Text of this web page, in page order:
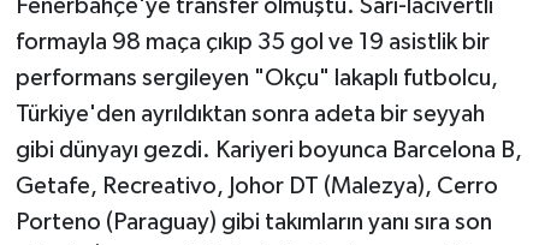
Fenerbahçe'ye transfer olmuştu. Sarı-lacivertli
formayla 98 maça çıkıp 35 gol ve 19 asistlik bir
performans sergileyen "Okçu" lakaplı futbolcu,
Türkiye'den ayrıldıktan sonra adeta bir seyyah
gibi dünyayı gezdi. Kariyeri boyunca Barcelona B,
Getafe, Recreativo, Johor DT (Malezya), Cerro
Porteno (Paraguay) gibi takımların yanı sıra son